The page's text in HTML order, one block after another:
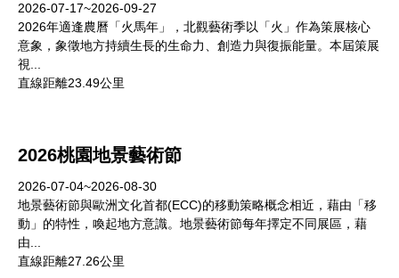
2026-07-17~2026-09-27
2026年適逢農曆「火馬年」，北觀藝術季以「火」作為策展核心
意象，象徵地方持續生長的生命力、創造力與復振能量。本屆策展
視...
直線距離23.49公里
2026桃園地景藝術節
2026-07-04~2026-08-30
地景藝術節與歐洲文化首都(ECC)的移動策略概念相近，藉由「移
動」的特性，喚起地方意識。地景藝術節每年擇定不同展區，藉
由...
直線距離27.26公里